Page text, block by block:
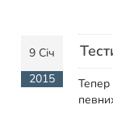
9 Січ
2015
Тепер